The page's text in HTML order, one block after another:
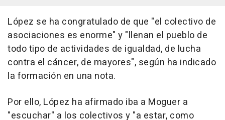
López se ha congratulado de que "el colectivo de
asociaciones es enorme" y "llenan el pueblo de
todo tipo de actividades de igualdad, de lucha
contra el cáncer, de mayores", según ha indicado
la formación en una nota.
Por ello, López ha afirmado iba a Moguer a
"escuchar" a los colectivos y "a estar, como